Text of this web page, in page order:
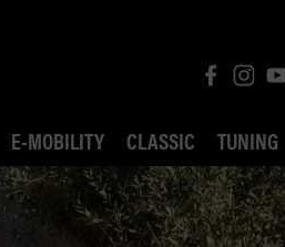
E-MOBILITY CLASSIC TUNING